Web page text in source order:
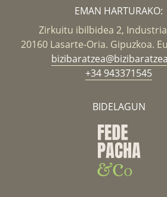
EMAN HARTURAKO:
Zirkuitu ibilbidea 2,
20160 Lasarte-Oria. Gipuzkoa.
+34 943371545
BIDELAGUN